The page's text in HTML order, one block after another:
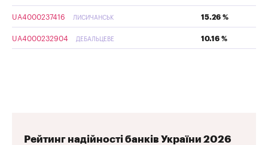
UA4000237416 ЛИСИЧАНСЬК 15.26 %
UA4000232904 ДЕБАЛЬЦЕВЕ 10.16 %
Рейтинг надійності банків України 2026